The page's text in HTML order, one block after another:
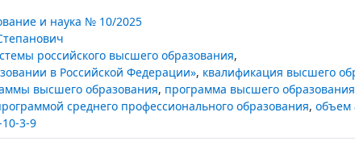
и наука № 10/2025
российского высшего образования,
в Российской Федерации», квалификация высшего
высшего образования, программа высшего образования
среднего профессионального образования, объем
3-9